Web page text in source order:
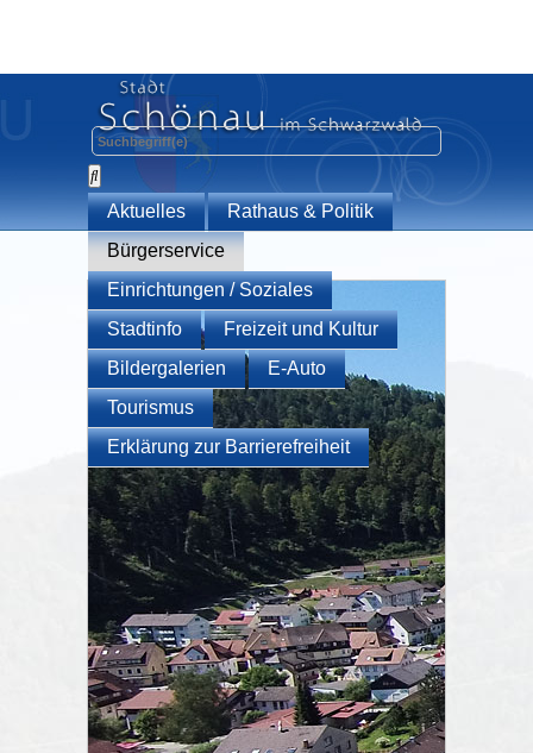
Aktuelles
Rathaus & Politik
Bürgerservice
Einrichtungen / Soziales
Stadtinfo
Freizeit und Kultur
Bildergalerien
E-Auto
Tourismus
Erklärung zur Barrierefreiheit